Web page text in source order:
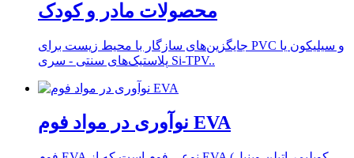
محصولات مادر و کودک
جایگزین‌های سازگار با محیط زیست برای PVC و سیلیکون یا
پلاستیک‌های سنتی - سری Si-TPV..
نوآوری در مواد فوم EVA